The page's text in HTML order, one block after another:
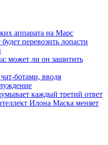
аппарата на Марс
перевозить лопасти
может ли он защитить
ботами, вводя
каждый третий ответ
Илона Маска меняет